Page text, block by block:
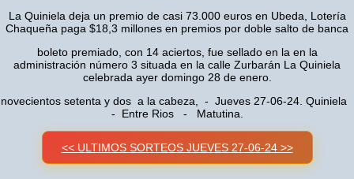
La Quiniela deja un premio de casi 73.000 euros en Ubeda, Lotería
Chaqueña paga $18,3 millones en premios por doble salto de banca
boleto premiado, con 14 aciertos, fue sellado en la en la
administración número 3 situada en la calle Zurbarán La Quiniela
celebrada ayer domingo 28 de enero.
novecientos setenta y dos a la cabeza, - Jueves 27-06-24. Quiniela
- Entre Rios - Matutina.
<< ULTIMOS SORTEOS JUEVES 27-06-24 >>